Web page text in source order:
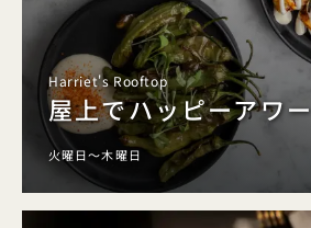
Harriet's Rooftop
屋上でハッピーアワー
火曜日～木曜日